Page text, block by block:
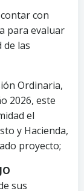
con
para evaluar
las
Ordinaria,
2026, este
el
y Hacienda,
proyecto;
sus